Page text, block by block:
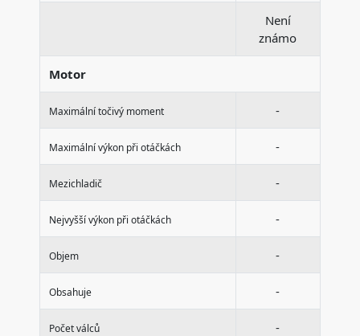
Není
známo
Motor
Maximální točivý moment -
Maximální výkon při otáčkách -
Mezichladič -
Nejvyšší výkon při otáčkách -
Objem -
Obsahuje -
Počet válců -